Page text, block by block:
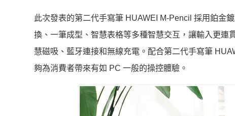
此次發表的第二代手寫筆 HUAWEI M-Pencil 採用鉑金
換、一筆成型、智慧表格等多種智慧交互，讓輸入更連
慧磁吸、藍牙連接和無線充電。配合第二代手寫筆
夠為消費者帶來有如 PC 一般的操控體驗。